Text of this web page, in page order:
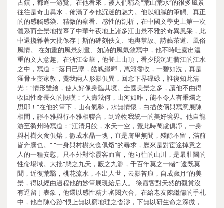
古鎮，都逐一游覽。在他看來，被人們稱為“荒山荒水”的很多風景
往往是奇山異水，佈滿了令他沉迷的魅力。他以細膩的筆觸、真正
的的感觸感染、精微的察看、感性的剖析，在中國文學史上第一次
體系而全景地描摹了中華年夜地上諸多江山景不雅的奇異風采，此
中還攙雜著大批保存于斯的碑刻佚文、地輿掌故、詩藝茶道、風俗
風情。 在如畫的風景刻畫、如詩的風氣敘寫中，他不時吐露出濃
重的文人意趣。在浙江金華，他登上山頂，看夕照沉進衢江的江水
之中，寫道：“落日已墜，皓魄繼暉，萬籟盡收，一碧如洗，真是
濯骨玉壺家教，覺我兩人形影俱異，回念下界碌碌，誰復知此清
光！”情形雙繪，使人好像身臨其境。全國美景之多，讓他不由得
收回性命長久的慨嘆：“人壽幾何，山河如昨，能不令人有秉燭之
思耶！”在他的筆下，山有氣勢，水無情懷，白描伎倆與寫意展陳
相間，靜不雅與行不雅相聯合，到達物我統一的美好境界。他自龍
游至衢州時寫道：“江清月皎，水天一空，覺此時萬慮俱凈，一身
與村樹火食俱熔，徹成水晶一塊，直是膚里無間，殘餘不留，滿前
皆奔騰也。” “一身與村樹火食俱熔”的尋求，歷來是對宦途掉意之
人的一種安慰。只不外對徐霞客而言，他向往的山川，是最壯闊的
性命場域。大批“懸之九天，蔽之九淵，千百年莫之一睹”“遠既莫
聞，近復荒翳，桃花流水，不出人世，云影苔痕，自成歲月”的美
景，得以經由過程他的妙筆展現給后人。 徐霞客對天然的觀賞沒
有逗留于表象，他還以感性精力審閱六合。在給老友陳繼儒的手札
中，他自陳心跡“恨上無以窮地理之杳渺，下無以研生命之深微，